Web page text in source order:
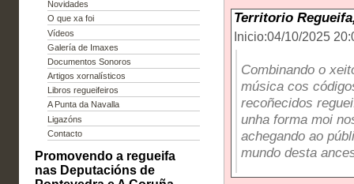
Novidades
O que xa foi
Vídeos
Galería de Imaxes
Documentos Sonoros
Artigos xornalísticos
Libros regueifeiros
A Punta da Navalla
Ligazóns
Contacto
Promovendo a regueifa
nas Deputacións de
Territorio
Inicio:04/10/2025
Combinando o
música cos
recoñecidos
unha forma moi
achegando ao
mundo desta